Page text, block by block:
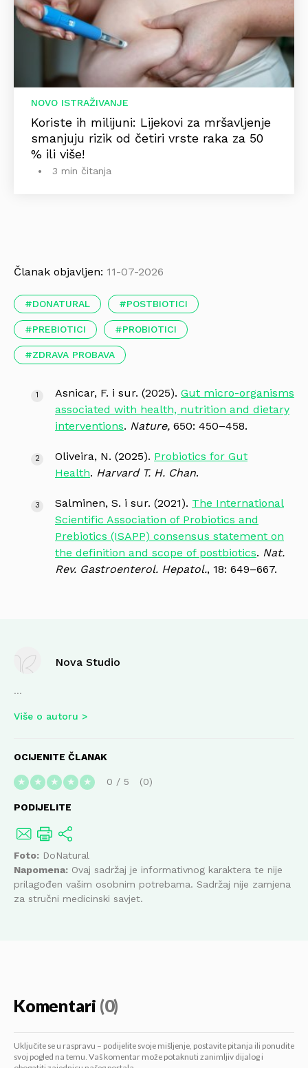
NOVO ISTRAŽIVANJE
Koriste ih milijuni: Lijekovi za mršavljenje
smanjuju rizik od četiri vrste raka za 50
% ili više!
3 min čitanja
Članak objavljen: 11-07-2026
DONATURAL POSTBIOTICI
PREBIOTICI PROBIOTICI
ZDRAVA PROBAVA
Asnicar, F. i sur. (2025). Gut micro-organisms
associated with health, nutrition and dietary
interventions. Nature, 650: 450–458.
Oliveira, N. (2025). Probiotics for Gut
Health. Harvard T. H. Chan.
Salminen, S. i sur. (2021). The International
Scientific Association of Probiotics and
Prebiotics (ISAPP) consensus statement on
the definition and scope of postbiotics. Nat.
Rev. Gastroenterol. Hepatol., 18: 649–667.
Nova Studio
...
Više o autoru
OCIJENITE ČLANAK
★ ★ ★ ★ ★ 0 / 5 0
PODIJELITE
Foto: DoNatural
Napomena: Ovaj sadržaj je informativnog karaktera te nije
prilagođen vašim osobnim potrebama. Sadržaj nije zamjena
za stručni medicinski savjet.
Komentari (0)
Uključite se u raspravu – podijelite svoje mišljenje, postavite pitanja ili ponudite
svoj pogled na temu. Vaš komentar može potaknuti zanimljiv dijalog i